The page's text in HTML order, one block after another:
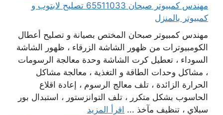
مهندس كمبيوتر صبحان 65511033 تصليح لابتوب و
كمبيوتر بالمنزل
مهندس كمبيوتر صبحان المختص بصيانة و تصليح أعطال
الكومبيوترات من ظهور الشاشة الزرقاء ، ظهور الشاشة
السوداء ، تعطيل كرت الشاشة وحدة معالجة الرسومات
، مشاكل وحدات الطاقة و التغذية ، معالجة مشاكل
الحرارة الزائدة ، تلف معالج الرسوم ، إعادة اقلاع
الحاسوب بشكل متكرر ، تلف التوانزستور ، استبدال بور
سبلاي ، تنظيف مآخذ ... اقرأ المزيد